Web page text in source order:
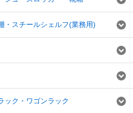
・スチールシェルフ(業務用)
ック・ワゴンラック